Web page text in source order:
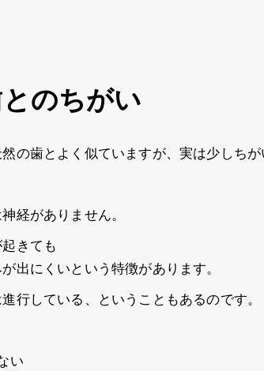
のちがい
の歯とよく似ていますが、実は少しちが
経がありません。
きても
出にくいという特徴があります。
行している、ということもあるのです。
い